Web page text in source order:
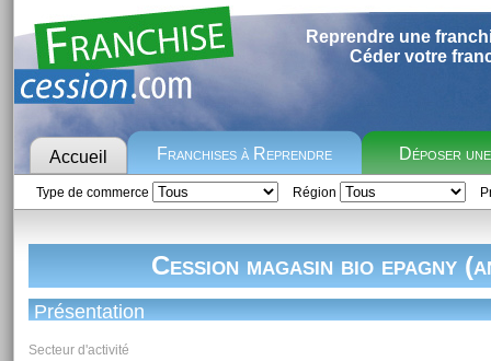
Reprendre une
Céder votre
Accueil Franchises à Reprendre Déposer
Type de commerce Région
Cession magasin bio epagny
Présentation
Secteur d'activité